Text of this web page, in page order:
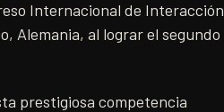
Internacional de Interacción
Alemania, al lograr el segundo
prestigiosa competencia